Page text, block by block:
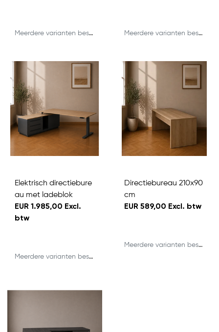
Meerdere varianten beschikbaar Meerdere varianten beschikbaar
Elektrisch directiebure
au met ladeblok
EUR 1.985,00 Excl.
btw
Meerdere varianten beschikbaar
Directiebureau 210x90
cm
EUR 589,00 Excl. btw
Meerdere varianten beschikbaar